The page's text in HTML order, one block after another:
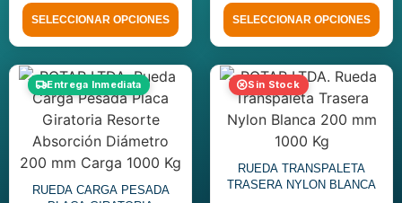
SELECCIONAR OPCIONES SELECCIONAR OPCIONES
Entrega Inmediata
RUEDA CARGA PESADA
Sin Stock
RUEDA TRANSPALETA
TRASERA NYLON BLANCA